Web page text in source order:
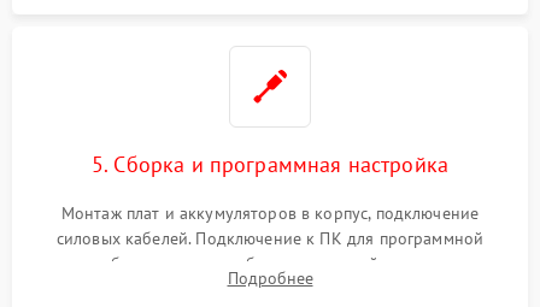
5. Сборка и программная настройка
Монтаж плат и аккумуляторов в корпус, подключение
силовых кабелей. Подключение к ПК для программной
калибровки констант батареи, настройки порогов
срабатывания AVR и сброса счетчиков старения АКБ.
Подробнее